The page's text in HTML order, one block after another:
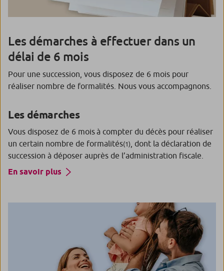
Les démarches à effectuer dans un
délai de 6 mois
Pour une succession, vous disposez de 6 mois pour
réaliser nombre de formalités. Nous vous accompagnons.
Les démarches
Vous disposez de 6 mois à compter du décès pour réaliser
un certain nombre de formalités(1) , dont la déclaration de
succession à déposer auprès de l’administration fiscale.
En savoir plus